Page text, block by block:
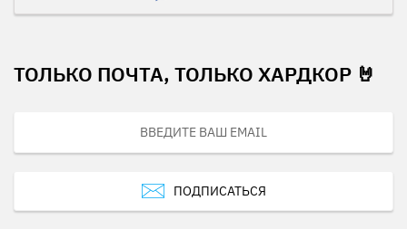
ТОЛЬКО ПОЧТА, ТОЛЬКО ХАРДКОР 🤘
ПОДПИСАТЬСЯ